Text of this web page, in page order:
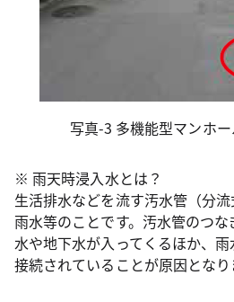
写真-3 多機能型マンホ
※ 雨天時浸入水とは？
生活排水などを流す汚水管（分
雨水等のことです。汚水管のつ
水や地下水が入ってくるほか、
接続されていることが原因となり